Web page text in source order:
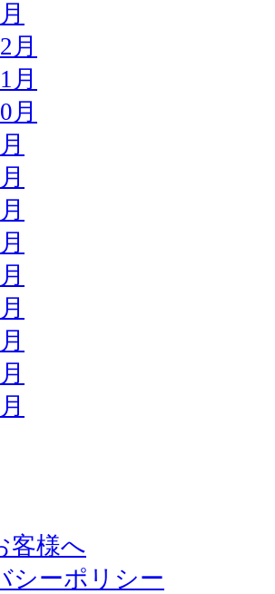
月
月
月
客様へ
シーポリシー